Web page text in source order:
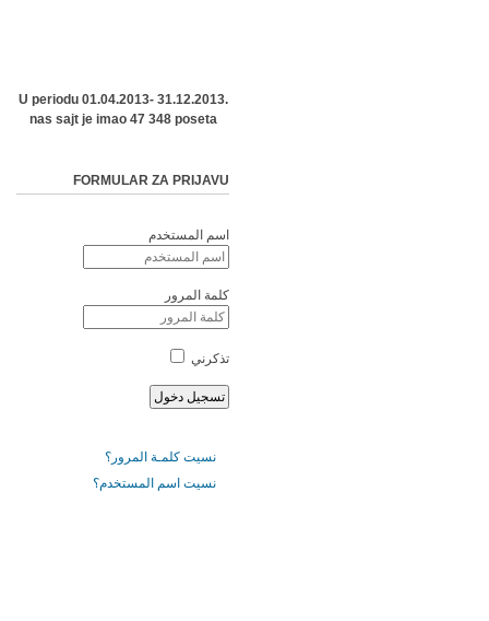
U periodu 01.04.2013- 31.12.2013.
nas sajt je imao 47 348 poseta
FORMULAR ZA PRIJAVU
اسم المستخدم
كلمة المرور
تذكرني
نسيت كلمـة المرور؟
نسيت اسم المستخدم؟